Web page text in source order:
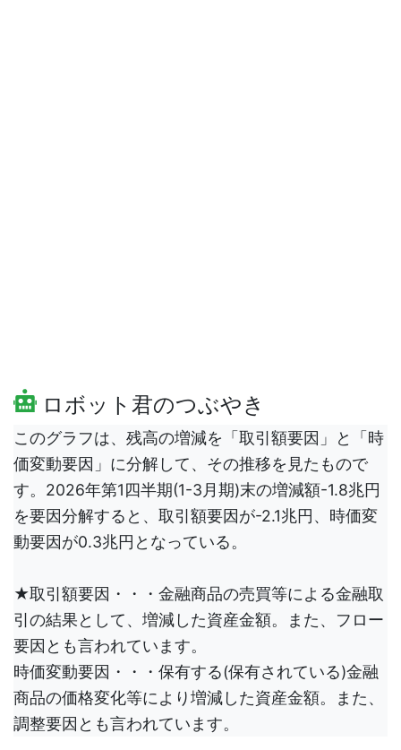
ロボット君のつぶやき
このグラフは、残高の増減を「取引額要因」と「時
価変動要因」に分解して、その推移を見たもので
す。2026年第1四半期(1-3月期)末の増減額-1.8兆円
を要因分解すると、取引額要因が-2.1兆円、時価変
動要因が0.3兆円となっている。
★取引額要因・・・金融商品の売買等による金融取
引の結果として、増減した資産金額。また、フロー
要因とも言われています。
時価変動要因・・・保有する(保有されている)金融
商品の価格変化等により増減した資産金額。また、
調整要因とも言われています。